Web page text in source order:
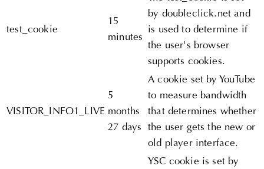
test_cookie
15
minutes
by doubleclick.net and
is used to determine if
the user's browser
supports cookies.
VISITOR_INFO1_LIVE
5
months
27 days
A cookie set by YouTube
to measure bandwidth
that determines whether
the user gets the new or
old player interface.
YSC cookie is set by